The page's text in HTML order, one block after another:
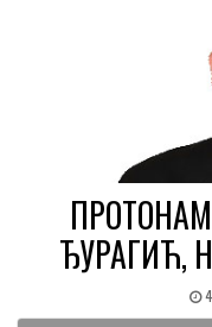
ЂУРАГИЋ,